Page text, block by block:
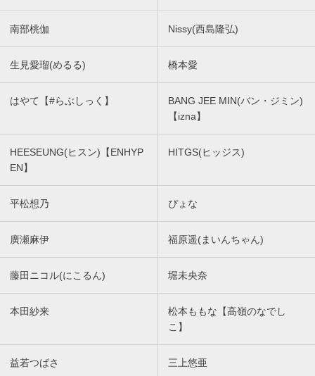
南部桃伽 Nissy(西島隆弘)
生見愛瑠(めるる) 橋本愛
はやて【#らぶしっく】
BANG JEE MIN(バン・ジミン)
【izna】
HEESEUNG(ヒスン)【ENHYP
EN】
HITGS(ヒッジス)
平松想乃 ぴょな
廣瀬麻伊 福原遥(まいんちゃん)
藤田ニコル(にこるん) 堀未央奈
本田紗来
松本ももな【高嶺のなでし
こ】
益若つばさ 三上悠亜